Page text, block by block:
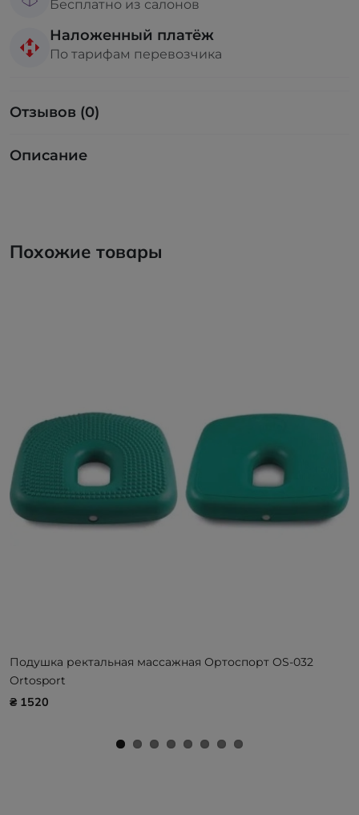
Бесплатно из салонов
Наложенный платёж
По тарифам перевозчика
Отзывов (0)
Описание
Похожие товары
Подушка ректальная массажная Ортоспорт OS-032
Ortosport
₴ 1520